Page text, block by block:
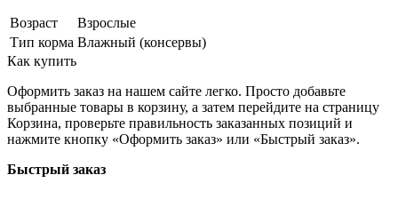
Возраст
Взрослые
Тип корма Влажный (консервы)
Как купить
Оформить заказ на нашем сайте легко. Просто добавьте
выбранные товары в корзину, а затем перейдите на страницу
Корзина, проверьте правильность заказанных позиций и
нажмите кнопку «Оформить заказ» или «Быстрый заказ».
Быстрый заказ